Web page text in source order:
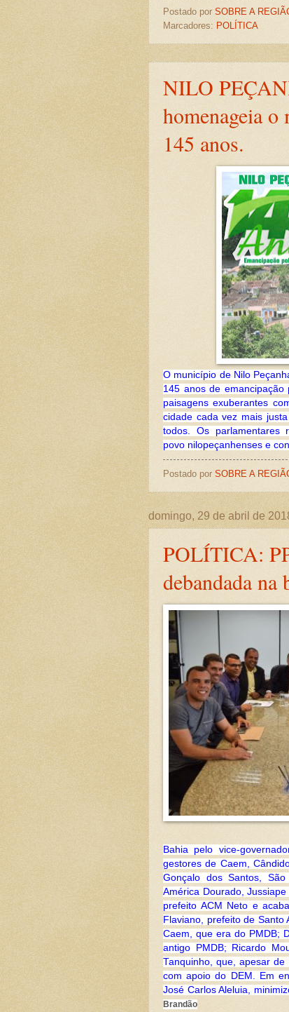
Postado por SOBRE A
Marcadores: POLÍTICA
NILO
homenageia
145 anos.
O município de Nilo
145 anos de emancipação
paisagens exuberantes
cidade cada vez mais
todos. Os
povo nilopeçanhenses e
Postado por SOBRE A
domingo, 29 de abril de
POLÍTICA:
debandada
Bahia pelo vice-
gestores de Caem,
Gonçalo dos Santos,
América Dourado,
prefeito ACM Neto e
Flaviano, prefeito de Santo
Caem, que era do PMDB;
antigo PMDB; Ricardo
Tanquinho, que, apesar
com apoio do DEM. Em
José Carlos Aleluia,
Brandão